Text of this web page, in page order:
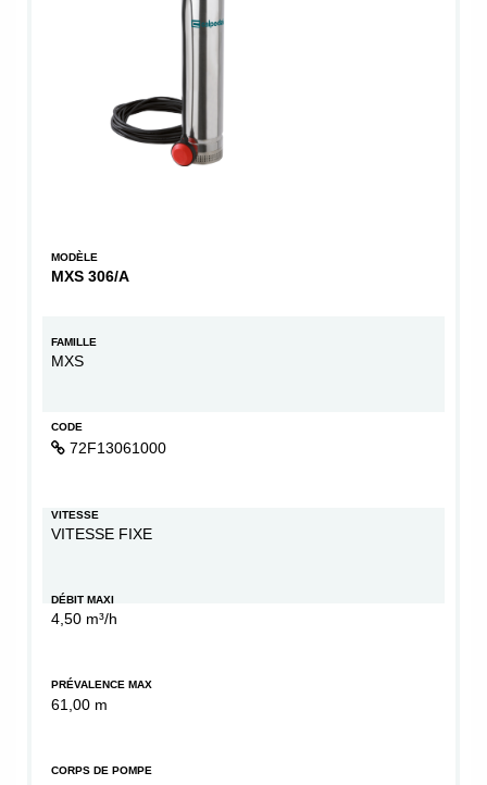
MODÈLE
MXS 306/A
FAMILLE
MXS
CODE
72F13061000
VITESSE
VITESSE FIXE
DÉBIT MAXI
4,50 m³/h
PRÉVALENCE MAX
61,00 m
CORPS DE POMPE